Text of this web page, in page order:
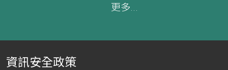
更多...
資訊安全政策